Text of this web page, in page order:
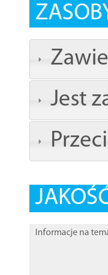
Jest
Informacje na